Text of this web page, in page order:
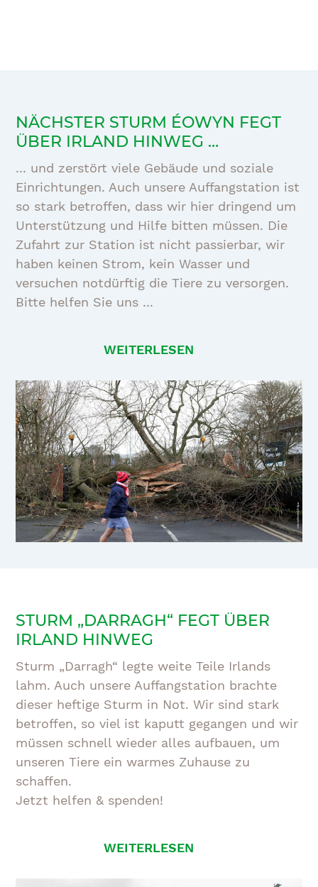
NÄCHSTER STURM ÉOWYN FEGT
ÜBER IRLAND HINWEG …
... und zerstört viele Gebäude und soziale
Einrichtungen. Auch unsere Auffangstation ist
so stark betroffen, dass wir hier dringend um
Unterstützung und Hilfe bitten müssen. Die
Zufahrt zur Station ist nicht passierbar, wir
haben keinen Strom, kein Wasser und
versuchen notdürftig die Tiere zu versorgen.
Bitte helfen Sie uns ...
WEITERLESEN
STURM „DARRAGH“ FEGT ÜBER
IRLAND HINWEG
Sturm „Darragh“ legte weite Teile Irlands
lahm. Auch unsere Auffangstation brachte
dieser heftige Sturm in Not. Wir sind stark
betroffen, so viel ist kaputt gegangen und wir
müssen schnell wieder alles aufbauen, um
unseren Tiere ein warmes Zuhause zu
schaffen.
Jetzt helfen & spenden!
WEITERLESEN